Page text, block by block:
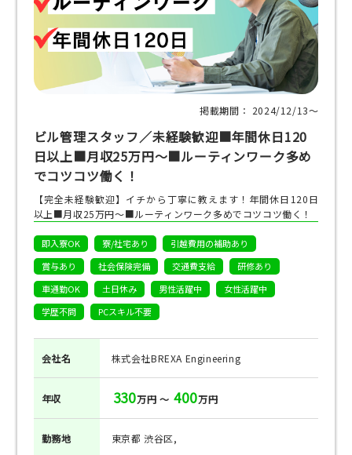
掲載期間： 2024/12/13〜
ビル管理スタッフ／未経験歓迎■年間休日120
日以上■月収25万円～■ルーティンワーク多め
でコツコツ働く！
【完全未経験歓迎】イチから丁寧に教えます！年間休日120日
以上■月収25万円～■ルーティンワーク多めでコツコツ働く！
即入寮OK 寮/社宅あり
引越費用の補助あり
賞与あり
社会保険完備 交通費支給
研修あり
車通勤OK
土日休み 男性活躍中
女性活躍中
学歴不問
PCスキル不要
会社名 株式会社BREXA Engineering
年収 330万円 ～ 400万円
勤務地 東京都 渋谷区,